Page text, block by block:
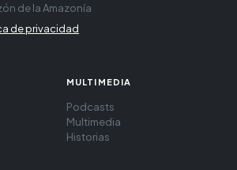
de la Amazonía
de privacidad
MULTIMEDIA
Podcasts
Multimedia
Historias